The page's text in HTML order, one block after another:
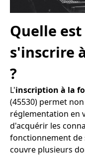
Quelle
s'inscrire
?
L'inscription à la
(45530) permet
réglementation en
d'acquérir les
fonctionnement de
couvre plusieurs